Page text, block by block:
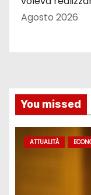
Agosto 2026
You missed
ATTUALITÀ